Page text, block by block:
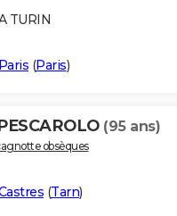
TURIN
Paris (Paris)
(95 ans)
obsèques
(Tarn)